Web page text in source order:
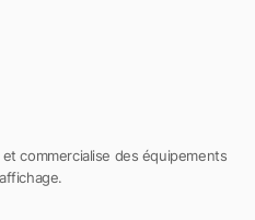
commercialise des équipements